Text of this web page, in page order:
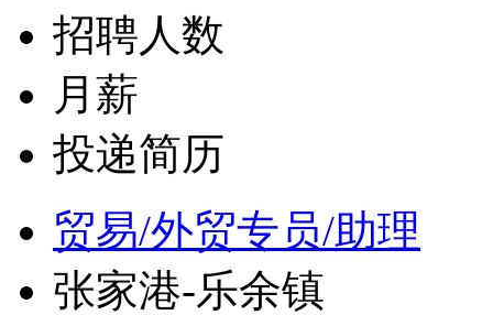
招聘人数
月薪
投递简历
贸易/外贸专员/助理
张家港-乐余镇